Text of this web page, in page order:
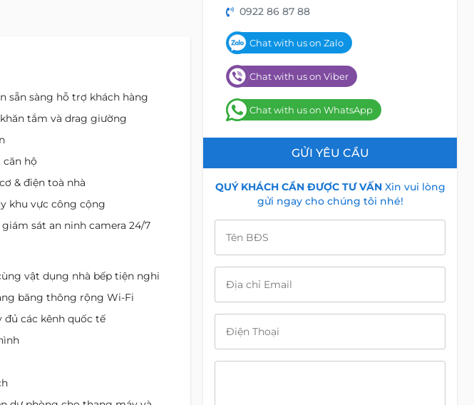
sẵn sàng hỗ trợ khách hàng
tắm và drag giường
căn hộ
& điện toà nhà
khu vực công cộng
sát an ninh camera 24/7
vật dụng nhà bếp tiện nghi
băng thông rộng Wi-Fi
đủ các kênh quốc tế
0922 86 87 88
Chat with us on Zalo
Chat with us on Viber
Chat with us on WhatsApp
GỬI YÊU CẦU
QUÝ KHÁCH CẦN ĐƯỢC TƯ VẤNXin vui lòng
gửi ngay cho chúng tôi nhé!
Tên BĐS
Địa chỉ Email
Điện Thoại